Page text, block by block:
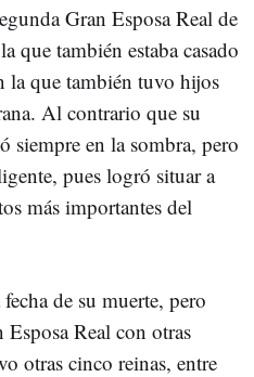
Gran Esposa Real de
que también estaba casado
la que también tuvo hijos
Al contrario que su
siempre en la sombra, pero
pues logró situar a
más importantes del
de su muerte, pero
Real con otras
otras cinco reinas, entre